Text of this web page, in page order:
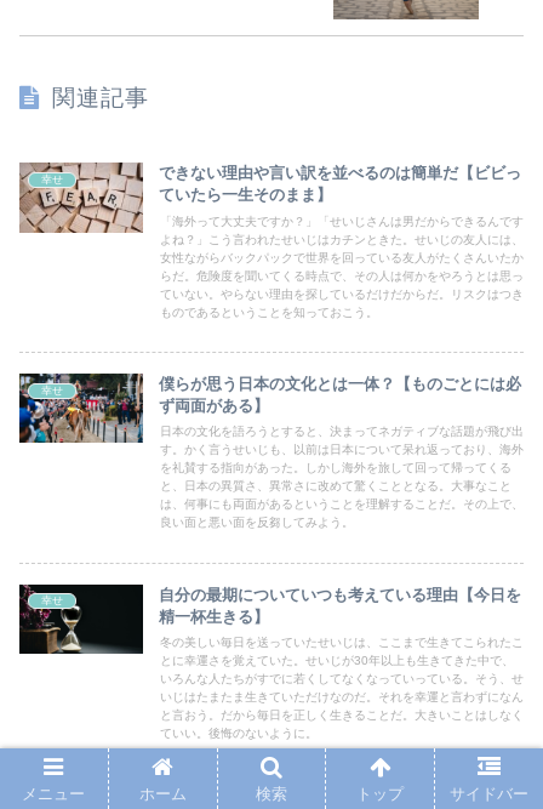
関連記事
幸せ
できない理由や言い訳を並べるのは簡単だ【ビビっ
ていたら一生そのまま】
「海外って大丈夫ですか？」「せいじさんは男だからできるんです
よね？」こう言われたせいじはカチンときた。せいじの友人には、
女性ながらバックパックで世界を回っている友人がたくさんいたか
らだ。危険度を聞いてくる時点で、その人は何かをやろうとは思っ
ていない。やらない理由を探しているだけだからだ。リスクはつき
ものであるということを知っておこう。
幸せ
僕らが思う日本の文化とは一体？【ものごとには必
ず両面がある】
日本の文化を語ろうとすると、決まってネガティブな話題が飛び出
す。かく言うせいじも、以前は日本について呆れ返っており、海外
を礼賛する指向があった。しかし海外を旅して回って帰ってくる
と、日本の異質さ、異常さに改めて驚くこととなる。大事なこと
は、何事にも両面があるということを理解することだ。その上で、
良い面と悪い面を反芻してみよう。
幸せ
自分の最期についていつも考えている理由【今日を
精一杯生きる】
冬の美しい毎日を送っていたせいじは、ここまで生きてこられたこ
とに幸運さを覚えていた。せいじが30年以上も生きてきた中で、
いろんな人たちがすでに若くしてなくなっていっている。そう、せ
いじはたまたま生きていただけなのだ。それを幸運と言わずになん
と言おう。だから毎日を正しく生きることだ。大きいことはしなく
ていい。後悔のないように。
メニュー ホーム 検索 トップ サイドバー